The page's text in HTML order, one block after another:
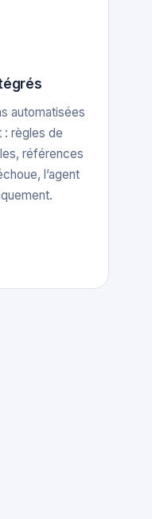
automatisées
: règles de
références
l’agent